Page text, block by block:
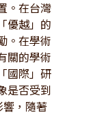
。在台灣
優越」的
。在學術
關的學術
國際」研
是否受到
響，隨著